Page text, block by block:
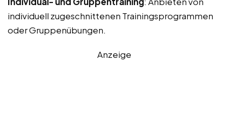
individuell zugeschnittenen Trainingsprogrammen
oder Gruppenübungen.
Anzeige